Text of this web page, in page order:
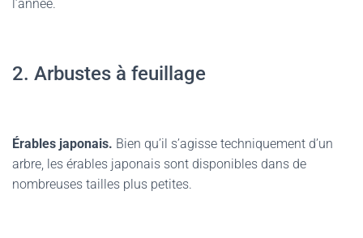
l’année.
2. Arbustes à feuillage
Érables japonais. Bien qu’il s’agisse techniquement d’un
arbre, les érables japonais sont disponibles dans de
nombreuses tailles plus petites.